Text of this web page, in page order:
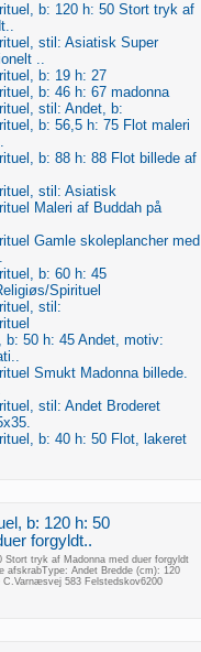
b: 120 h: 50 Stort tryk af
stil: Asiatisk Super
..
b: 19 h: 27
b: 46 h: 67 madonna
stil: Andet, b:
b: 56,5 h: 75 Flot maleri
b: 88 h: 88 Flot billede af
stil: Asiatisk
Maleri af Buddah på
Gamle skoleplancher med
b: 60 h: 45
Spirituel
stil:
b: 50 h: 45 Andet, motiv:
Smukt Madonna billede.
stil: Andet Broderet
b: 40 h: 50 Flot, lakeret
b: 120 h: 50
forgyldt..
tryk af Madonna med duer forgyldt
afskrabType: Andet Bredde (cm): 120
583 Felstedskov6200